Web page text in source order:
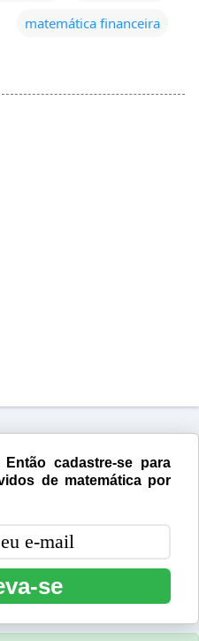
matemática financeira
cadastre-se para
de matemática por
se